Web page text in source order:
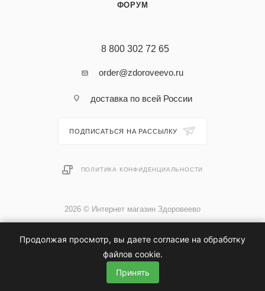
ФОРУМ
8 800 302 72 65
order@zdoroveevo.ru
доставка по всей России
ПОДПИСАТЬСЯ НА РАССЫЛКУ
ПОЛИТИКА КОНФИДЕНЦИАЛЬНОСТИ
2026 © Интернет магазин Здоровеево
Продолжая просмотр, вы даете согласие на обработку
файлов cookie.
Принять